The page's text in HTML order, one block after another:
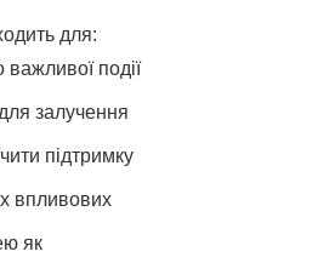
для:
події
залучення
підтримку
впливових
як